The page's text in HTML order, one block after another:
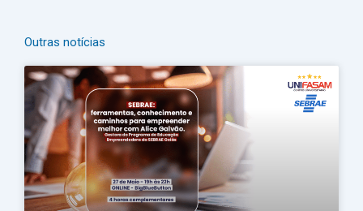
Outras notícias
PáginaPágina
PáginaPáginaPágina